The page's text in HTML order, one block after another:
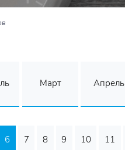
Март Апрель
6 7 8 9 10 11